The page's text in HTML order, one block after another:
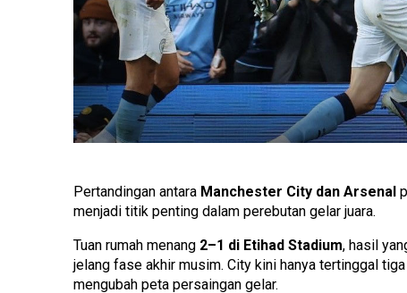
Pertandingan antara Manchester City dan Arsenal
menjadi titik penting dalam perebutan gelar juara.
Tuan rumah menang 2–1 di Etihad Stadium, hasil
jelang fase akhir musim. City kini hanya tertinggal
mengubah peta persaingan gelar.